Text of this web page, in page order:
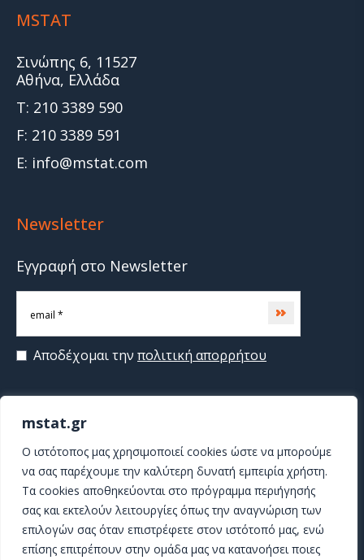
mstat.gr
O ιστότοπος μας χρησιμοποιεί cookies ώστε να μπορούμε
να σας παρέχουμε την καλύτερη δυνατή εμπειρία χρήστη.
Τα cookies αποθηκεύονται στο πρόγραμμα περιήγησής
σας και εκτελούν λειτουργίες όπως την αναγνώριση των
επιλογών σας όταν επιστρέφετε στον ιστότοπό μας, ενώ
επίσης επιτρέπουν στην ομάδα μας να κατανοήσει ποιες
MSTAT
Σινώπης 6, 11527
Αθήνα, Ελλάδα
T: 210 3389 590
F: 210 3389 591
E: info@mstat.com
Newsletter
Εγγραφή στο Newsletter
Subscribe
Αποδέχομαι την πολιτική απορρήτου
>